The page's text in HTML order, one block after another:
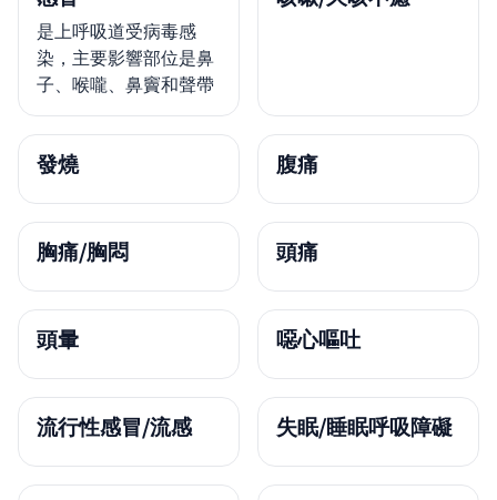
是上呼吸道受病毒感
染，主要影響部位是鼻
子、喉嚨、鼻竇和聲帶
發燒 腹痛
胸痛/胸悶 頭痛
頭暈 噁心嘔吐
流行性感冒/流感 失眠/睡眠呼吸障礙